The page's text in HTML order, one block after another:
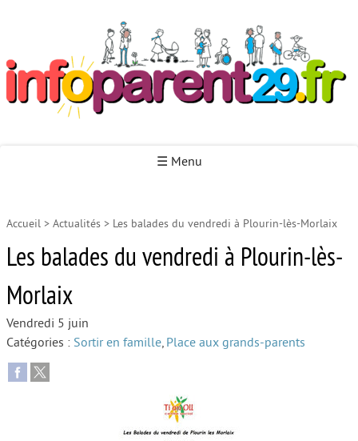
☰ Menu
Accueil
Autour de la naissance
Autour de la jeunesse
Protéger les enfants
Accueil > Actualités > Les balades du vendredi à Plourin-lès-Morlaix
Les balades du vendredi à Plourin-lès-
Morlaix
Vendredi 5 juin
Catégories : Sortir en famille, Place aux grands-parents